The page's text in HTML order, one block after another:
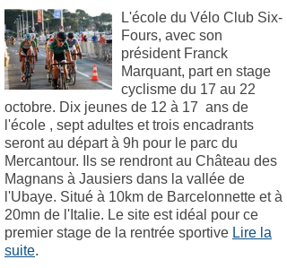
L'école du Vélo Club Six-
Fours, avec son
président Franck
Marquant, part en stage
cyclisme du 17 au 22
octobre. Dix jeunes de 12 à 17 ans de
l'école , sept adultes et trois encadrants
seront au départ à 9h pour le parc du
Mercantour. Ils se rendront au Château des
Magnans à Jausiers dans la vallée de
l'Ubaye. Situé à 10km de Barcelonnette et à
20mn de l'Italie. Le site est idéal pour ce
premier stage de la rentrée sportive Lire la
suite.